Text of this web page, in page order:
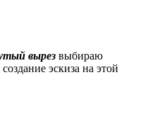
вырез выбираю
эскиза на этой